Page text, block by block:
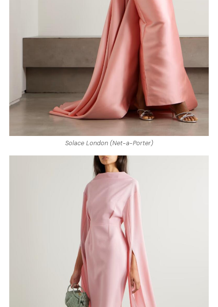
Solace London (Net-a-Porter)